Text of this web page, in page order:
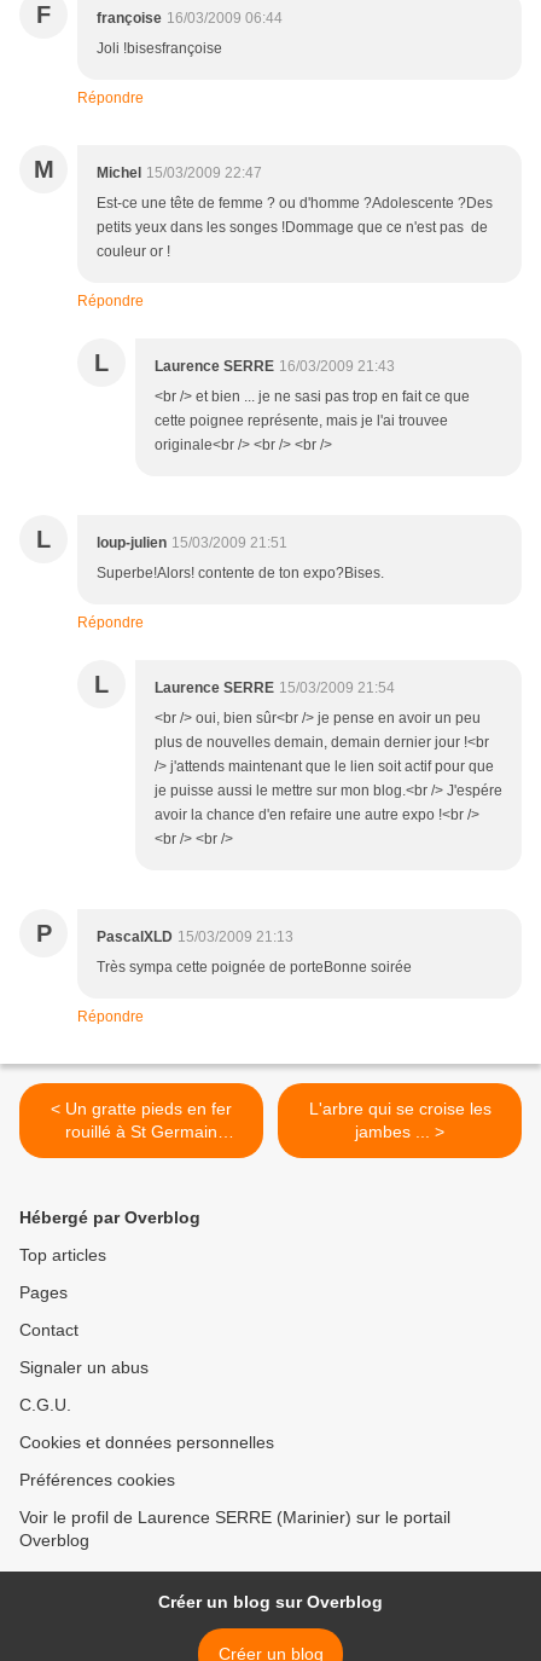
F françoise 16/03/2009 06:44
Joli !bisesfrançoise
Répondre
M Michel 15/03/2009 22:47
Est-ce une tête de femme ? ou d'homme ?Adolescente ?Des
petits yeux dans les songes !Dommage que ce n'est pas de
couleur or !
Répondre
L Laurence SERRE 16/03/2009 21:43
<br /> et bien ... je ne sasi pas trop en fait ce que
cette poignee représente, mais je l'ai trouvee
originale<br /> <br /> <br />
L loup-julien 15/03/2009 21:51
Superbe!Alors! contente de ton expo?Bises.
Répondre
L Laurence SERRE 15/03/2009 21:54
<br /> oui, bien sûr<br /> je pense en avoir un peu
plus de nouvelles demain, demain dernier jour !<br
/> j'attends maintenant que le lien soit actif pour que
je puisse aussi le mettre sur mon blog.<br /> J'espére
avoir la chance d'en refaire une autre expo !<br />
<br /> <br />
P PascalXLD 15/03/2009 21:13
Très sympa cette poignée de porteBonne soirée
Répondre
< Un gratte pieds en fer
rouillé à St Germain
Lembron ...
L'arbre qui se croise les
jambes ... >
Hébergé par Overblog
Top articles
Pages
Contact
Signaler un abus
C.G.U.
Cookies et données personnelles
Préférences cookies
Voir le profil de Laurence SERRE (Marinier) sur le portail
Overblog
Créer un blog sur Overblog
Créer un blog